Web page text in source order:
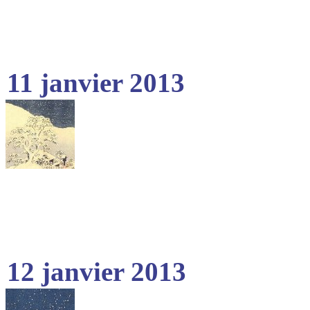
11 janvier 2013
12 janvier 2013